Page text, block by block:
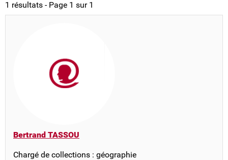
1 résultats - Page 1 sur 1
Bertrand TASSOU
Chargé de collections : géographie